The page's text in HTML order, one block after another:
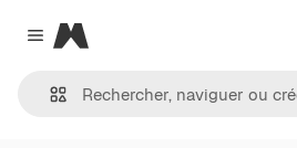
Close menu
Magnific